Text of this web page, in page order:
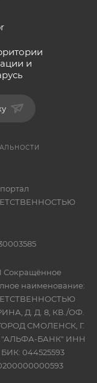
и
Сокращённое
наименование:
Д. Д. 8, КВ./ОФ.
СМОЛЕНСК, Г.
"АЛЬФА-БАНК" ИНН
044525593